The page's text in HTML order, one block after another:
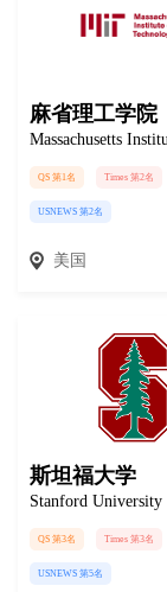
麻省理工学院
QS 第1名 Times 第2名
USNEWS 第2名
美国
斯坦福大学
Stanford University
QS 第3名 Times 第3名
USNEWS 第5名